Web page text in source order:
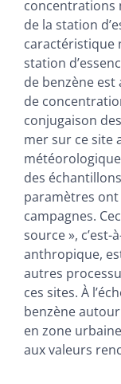
concentrations
de la station
caractéristique
station
de benzène est
de
conjugaison
mer sur ce site
des
paramètres
campagnes.
source », c’est-
anthropique,
autres
ces sites. À
benzène
en zone
aux valeurs